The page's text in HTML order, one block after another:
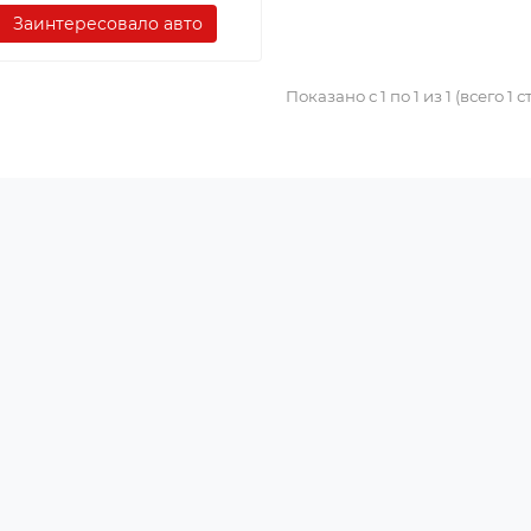
Заинтересовало авто
Показано с 1 по 1 из 1 (всего 1